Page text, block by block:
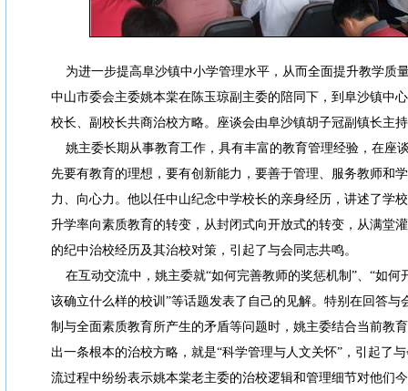
为进一步提高阜沙镇中小学管理水平，从而全面提升教学质
中山市委会主委姚本棠在陈玉琼副主委的陪同下，到阜沙镇中
校长、副校长共商治校方略。座谈会由阜沙镇胡子冠副镇长主
姚主委长期从事教育工作，具有丰富的教育管理经验，在座
先要有教育的理想，要有创新能力，要善于管理、服务教师和
力、向心力。他以任中山纪念中学校长的亲身经历，讲述了学
升学率向素质教育的转变，从封闭式向开放式的转变，从满堂
的纪中治校经历及其治校对策，引起了与会同志共鸣。
在互动交流中，姚主委就“如何完善教师的奖惩机制”、“如何
该确立什么样的校训”等话题发表了自己的见解。特别在回答与
制与全面素质教育所产生的矛盾等问题时，姚主委结合当前教
出一条根本的治校方略，就是“科学管理与人文关怀”，引起了
流过程中纷纷表示姚本棠老主委的治校逻辑和管理细节对他们